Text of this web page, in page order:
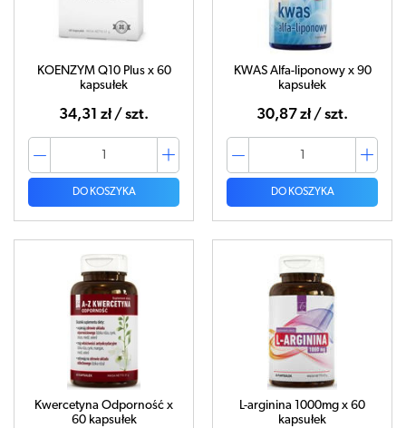
KOENZYM Q10 Plus x 60
kapsułek
34,31 zł / szt.
DO KOSZYKA
KWAS Alfa-liponowy x 90
kapsułek
30,87 zł / szt.
DO KOSZYKA
Kwercetyna Odporność x
60 kapsułek
L-arginina 1000mg x 60
kapsułek